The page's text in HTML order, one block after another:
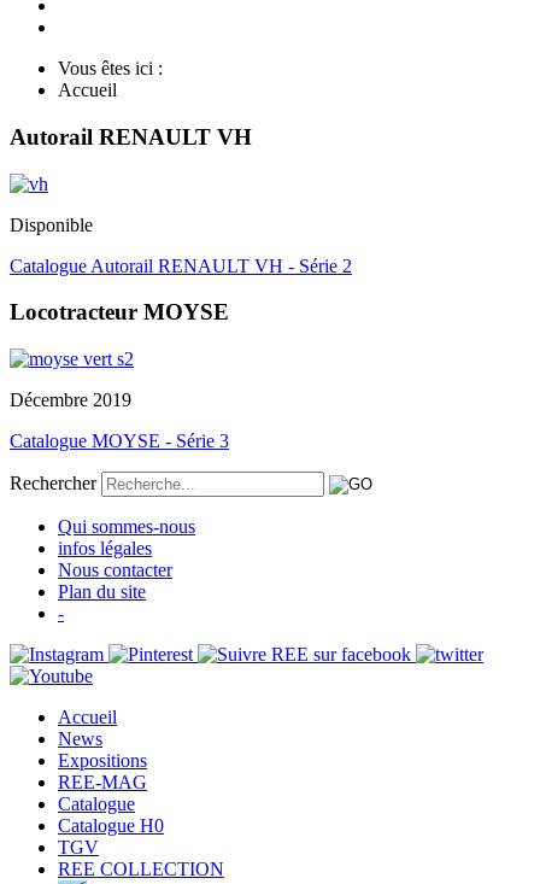
Vous êtes ici :
Accueil
Autorail RENAULT VH
Disponible
Catalogue Autorail RENAULT VH - Série 2
Locotracteur MOYSE
Décembre 2019
Catalogue MOYSE - Série 3
Rechercher
Qui sommes-nous
infos légales
Nous contacter
Plan du site
-
Accueil
News
Expositions
REE-MAG
Catalogue
Catalogue H0
TGV
REE COLLECTION